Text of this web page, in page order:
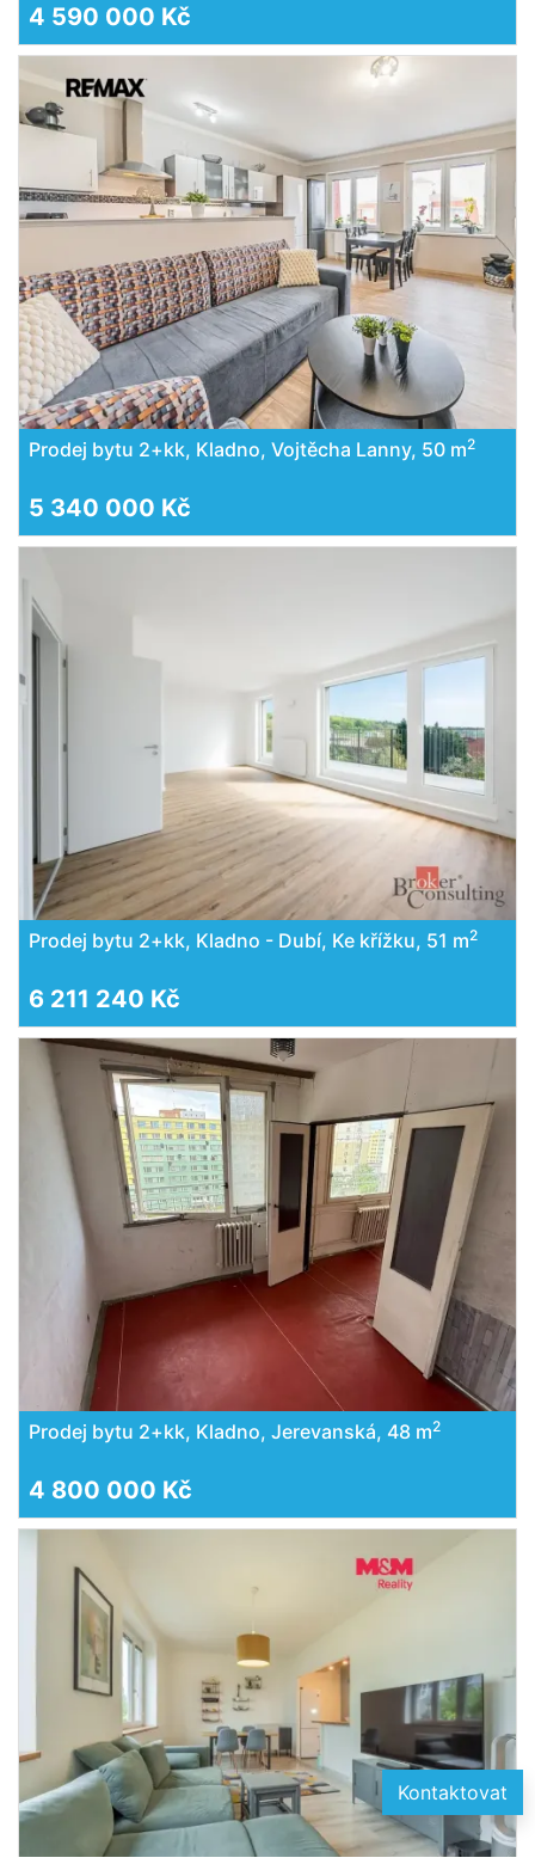
4 590 000 Kč
Prodej bytu 2+kk, Kladno, Vojtěcha Lanny, 50 m2
5 340 000 Kč
Prodej bytu 2+kk, Kladno - Dubí, Ke křížku, 51 m2
6 211 240 Kč
Prodej bytu 2+kk, Kladno, Jerevanská, 48 m2
4 800 000 Kč
Kontaktovat